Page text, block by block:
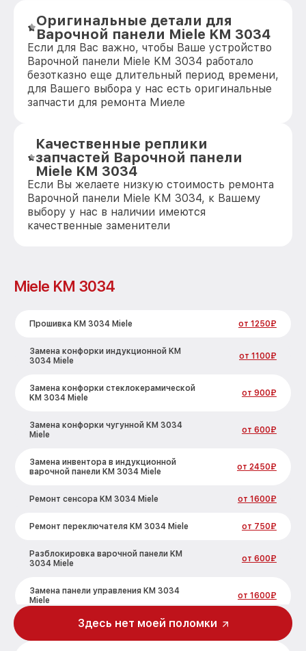
Оригинальные детали для
Варочной панели Miele KM 3034
Если для Вас важно, чтобы Ваше устройство
Варочной панели Miele KM 3034 работало
безотказно еще длительный период времени,
для Вашего выбора у нас есть оригинальные
запчасти для ремонта Миеле
Качественные реплики
запчастей Варочной панели
Miele KM 3034
Если Вы желаете низкую стоимость ремонта
Варочной панели Miele KM 3034, к Вашему
выбору у нас в наличии имеются
качественные заменители
Miele KM 3034
Прошивка KM 3034 Miele от 1250₽
Замена конфорки индукционной KM
3034 Miele
от 1100₽
Замена конфорки стеклокерамической
KM 3034 Miele
от 900₽
Замена конфорки чугунной KM 3034
Miele
от 600₽
Замена инвентора в индукционной
варочной панели KM 3034 Miele
от 2450₽
Ремонт сенсора KM 3034 Miele от 1600₽
Ремонт переключателя KM 3034 Miele от 750₽
Разблокировка варочной панели KM
3034 Miele
от 600₽
Замена панели управления KM 3034
Miele
от 1600₽
Ремонт модуля управления KM 3034
Здесь нет моей поломки